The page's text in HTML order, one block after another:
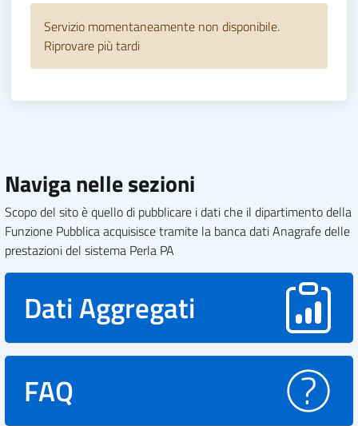
Servizio momentaneamente non disponibile.
Riprovare più tardi
Naviga nelle sezioni
Scopo del sito è quello di pubblicare i dati che il dipartimento della
Funzione Pubblica acquisisce tramite la banca dati Anagrafe delle
prestazioni del sistema Perla PA
Dati Aggregati
FAQ